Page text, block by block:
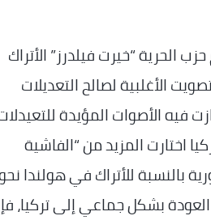
الحرية “خيرت فيلدرز” الأتراك
الأغلبية لصالح التعديلات
فيه الأصوات المؤيدة
أن تركيا اختارت المزيد من “الفاشية
بشكل جماعي إلى تركيا،